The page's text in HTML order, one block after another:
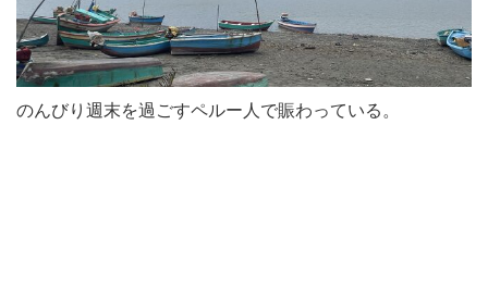
のんびり週末を過ごすペルー人で賑わっている。